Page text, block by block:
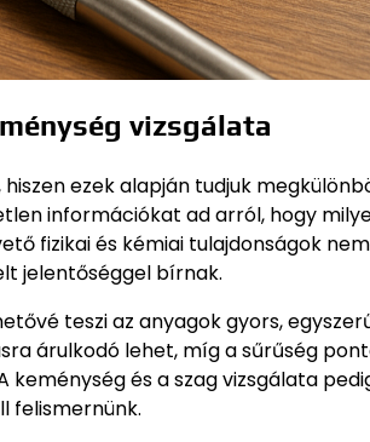
vizsgálata
ezek alapján tudjuk
információkat ad arról, hogy
fizikai és kémiai tulajdonságok
jelentőséggel bírnak.
teszi az anyagok gyors,
árulkodó lehet, míg a sűrűség
és a szag vizsgálata
felismernünk.